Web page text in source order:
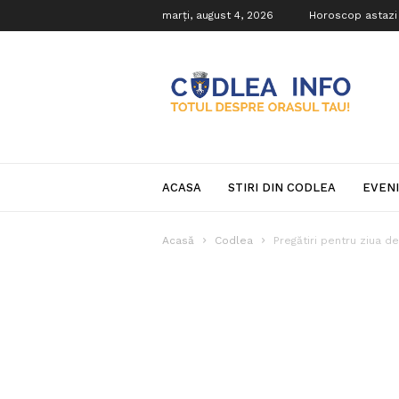
marți, august 4, 2026 Horoscop astazi
Info
ACASA STIRI DIN CODLEA
Acasă Codlea Pregătiri pentru ziua